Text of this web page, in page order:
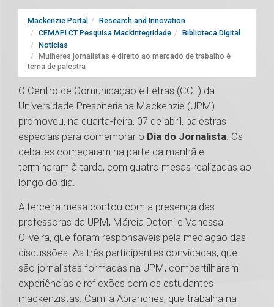
Mackenzie Portal
Research and Innovation
CEMAPI CT Pesquisa MackIntegridade
Biblioteca Digital
Notícias
Mulheres jornalistas e direito ao mercado de trabalho é
tema de palestra
O Centro de Comunicação e Letras (CCL) da
Universidade Presbiteriana Mackenzie (UPM)
promoveu, na quarta-feira, 07 de abril, palestras
especiais para comemorar o Dia do Jornalista. Os
debates começaram na parte da manhã e
terminaram à tarde, com quatro mesas realizadas ao
longo do dia.
A terceira mesa contou com a presença das
professoras da UPM, Márcia Detoni e Vanessa
Oliveira, que foram responsáveis pela mediação das
discussões. As três participantes convidadas, que
são jornalistas formadas na UPM, compartilharam
experiências e reflexões com os estudantes
mackenzistas. Camila Abranches, que trabalha na